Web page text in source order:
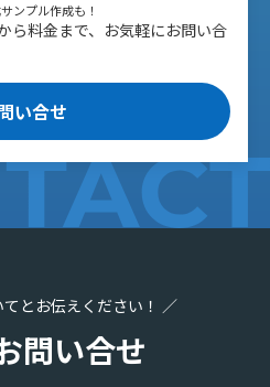
ンプル作成も！
ら料金まで、お気軽にお問い合
い合せ
とお伝えください！ ／
問い合せ